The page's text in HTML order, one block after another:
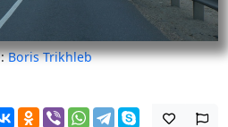
Boris Trikhleb